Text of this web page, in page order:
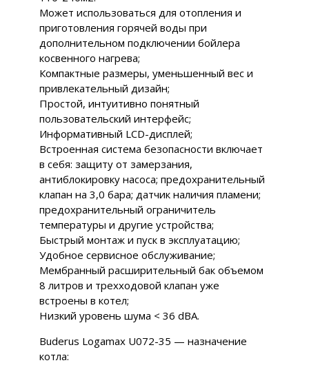
Может использоваться для отопления и
приготовления горячей воды при
дополнительном подключении бойлера
косвенного нагрева;
Компактные размеры, уменьшенный вес и
привлекательный дизайн;
Простой, интуитивно понятный
пользовательский интерфейс;
Информативный LCD-дисплей;
Встроенная система безопасности включает
в себя: защиту от замерзания,
антиблокировку насоса; предохранительный
клапан на 3,0 бара; датчик наличия пламени;
предохранительный ограничитель
температуры и другие устройства;
Быстрый монтаж и пуск в эксплуатацию;
Удобное сервисное обслуживание;
Мембранный расширительный бак объемом
8 литров и трехходовой клапан уже
встроены в котел;
Низкий уровень шума < 36 dBA.
Buderus Logamax U072-35 — назначение
котла: